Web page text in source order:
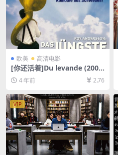
欧美 高清电影
[你还活着]Du levande (200
7)[百度网盘+迅雷云盘资源10
80P超清][MP4/5.9GB][中文
4 年前 2.76
VIP